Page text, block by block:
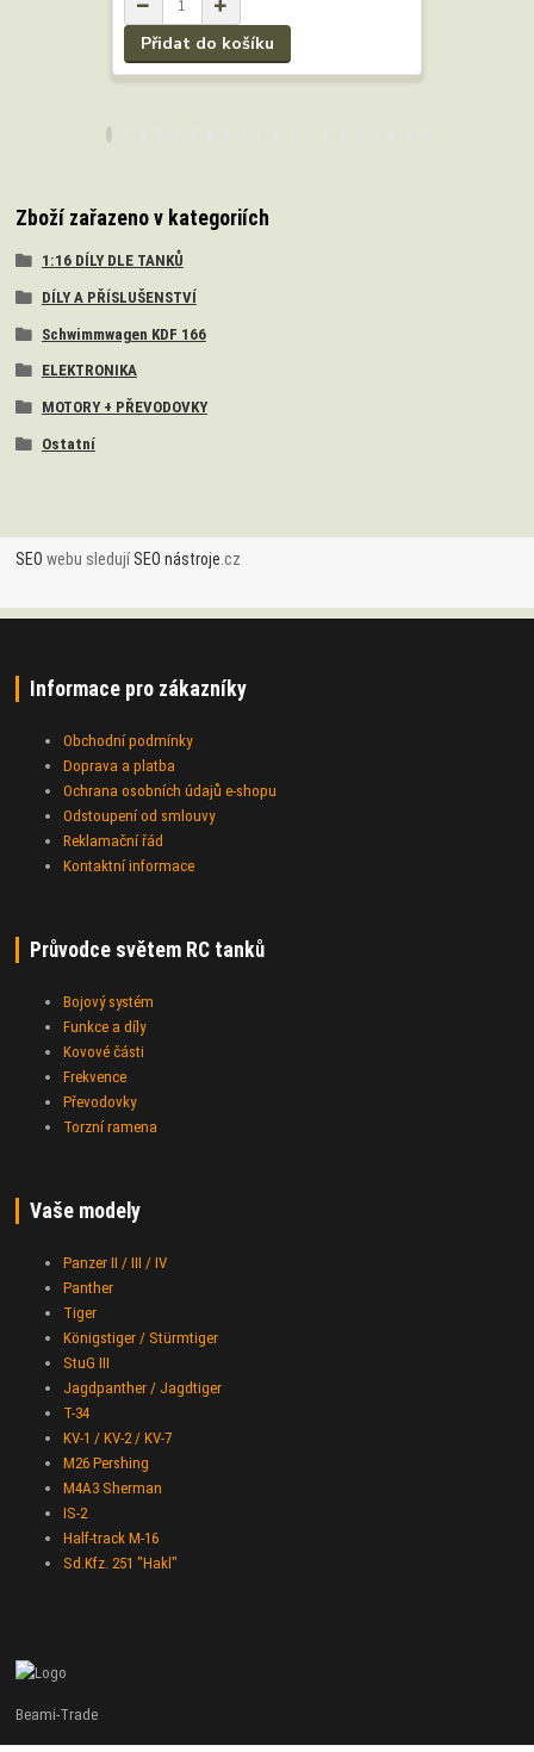
Přidat do košíku
Zboží zařazeno v kategoriích
1:16 DÍLY DLE TANKŮ
DÍLY A PŘÍSLUŠENSTVÍ
Schwimmwagen KDF 166
ELEKTRONIKA
MOTORY + PŘEVODOVKY
Ostatní
SEO webu sledujíSEO nástroje.cz
Informace pro zákazníky
Obchodní podmínky
Doprava a platba
Ochrana osobních údajů e-shopu
Odstoupení od smlouvy
Reklamační řád
Kontaktní informace
Průvodce světem RC tanků
Bojový systém
Funkce a díly
Kovové části
Frekvence
Převodovky
Torzní ramena
Vaše modely
Panzer II / III / IV
Panther
Tiger
Königstiger / Stürmtiger
StuG III
Jagdpanther / Jagdtiger
T-34
KV-1 / KV-2 / KV-7
M26 Pershing
M4A3 Sherman
IS-2
Half-track M-16
Sd.Kfz. 251 "Hakl"
Beami-Trade